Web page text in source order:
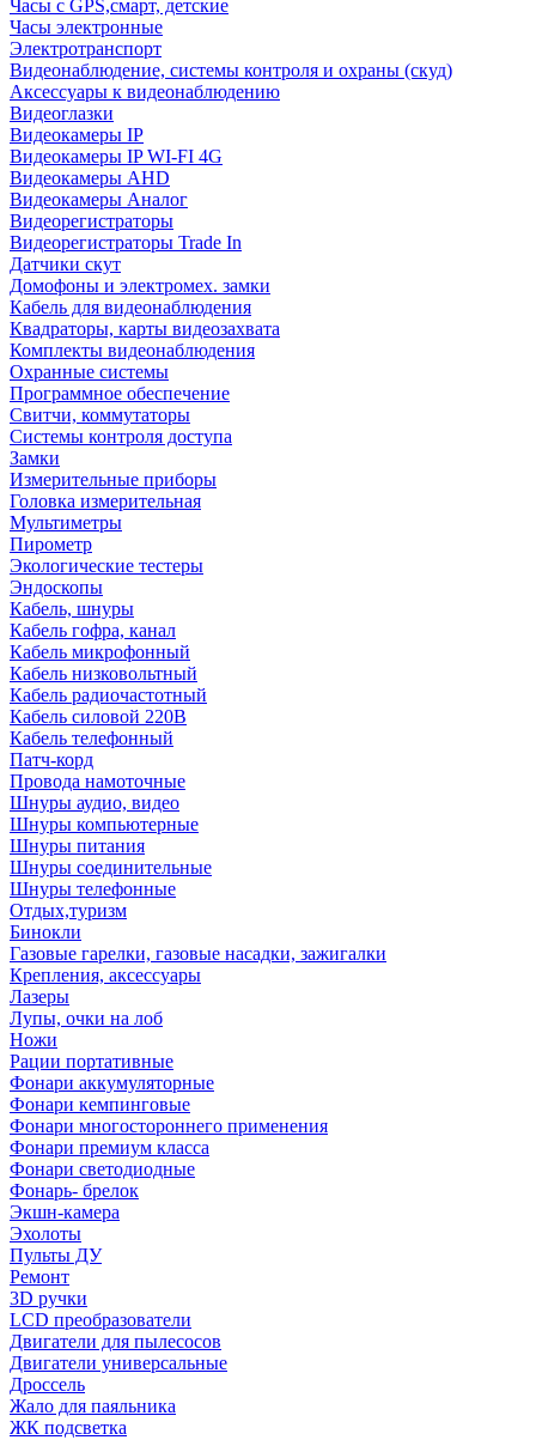
Часы с GPS,смарт, детские
Часы электронные
Электротранспорт
Видеонаблюдение, системы контроля и охраны (скуд)
Аксессуары к видеонаблюдению
Видеоглазки
Видеокамеры IP
Видеокамеры IP WI-FI 4G
Видеокамеры AHD
Видеокамеры Аналог
Видеорегистраторы
Видеорегистраторы Trade In
Датчики скут
Домофоны и электромех. замки
Кабель для видеонаблюдения
Квадраторы, карты видеозахвата
Комплекты видеонаблюдения
Охранные системы
Программное обеспечение
Свитчи, коммутаторы
Системы контроля доступа
Замки
Измерительные приборы
Головка измерительная
Мультиметры
Пирометр
Экологические тестеры
Эндоскопы
Кабель, шнуры
Кабель гофра, канал
Кабель микрофонный
Кабель низковольтный
Кабель радиочастотный
Кабель силовой 220В
Кабель телефонный
Патч-корд
Провода намоточные
Шнуры аудио, видео
Шнуры компьютерные
Шнуры питания
Шнуры соединительные
Шнуры телефонные
Отдых,туризм
Бинокли
Газовые гарелки, газовые насадки, зажигалки
Крепления, аксессуары
Лазеры
Лупы, очки на лоб
Ножи
Рации портативные
Фонари аккумуляторные
Фонари кемпинговые
Фонари многостороннего применения
Фонари премиум класса
Фонари светодиодные
Фонарь- брелок
Экшн-камера
Эхолоты
Пульты ДУ
Ремонт
3D ручки
LCD преобразователи
Двигатели для пылесосов
Двигатели универсальные
Дроссель
Жало для паяльника
ЖК подсветка